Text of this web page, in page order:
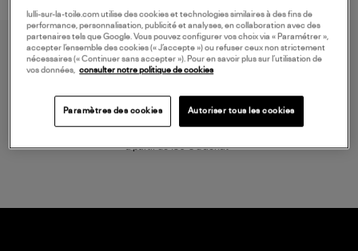
à partir de 150 € d'achat*
lulli-sur-la-toile.com utilise des cookies et technologies similaires à des fins de
performance, personnalisation, publicité et analyses, en collaboration avec des
partenaires tels que Google. Vous pouvez configurer vos choix via « Paramétrer »,
accepter l’ensemble des cookies (« J’accepte ») ou refuser ceux non strictement
nécessaires (« Continuer sans accepter »). Pour en savoir plus sur l’utilisation de
vos données,
consulter notre politique de cookies
Paramètres des cookies Autoriser tous les cookies